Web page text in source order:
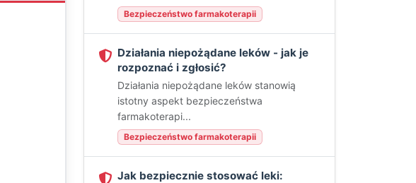
Bezpieczeństwo farmakoterapii
Działania niepożądane leków - jak je
rozpoznać i zgłosić?
Działania niepożądane leków stanowią
istotny aspekt bezpieczeństwa
farmakoterapi...
Bezpieczeństwo farmakoterapii
Jak bezpiecznie stosować leki: